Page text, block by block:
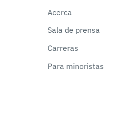
Acerca
Sala de prensa
Carreras
Para minoristas